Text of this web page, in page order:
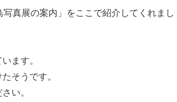
真展の案内」をここで紹介してくれまし
ます。
そうです。
い。